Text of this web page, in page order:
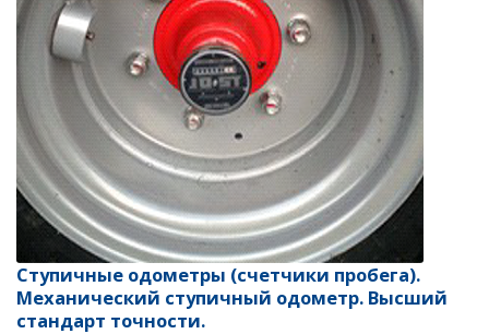
Ступичные одометры (счетчики пробега).
Механический ступичный одометр. Высший
стандарт точности.